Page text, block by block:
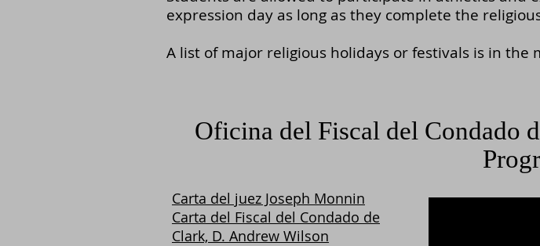
expression day as long as they complete the
A list of major religious holidays or festivals is in the
Oficina del Fiscal del Condado
Carta del juez Joseph Monnin
Carta del Fiscal del Condado de
Clark, D. Andrew Wilson